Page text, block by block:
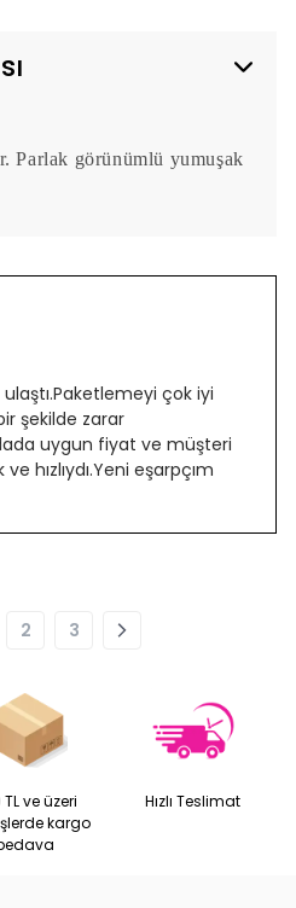
Parlak görünümlü yumuşak
çok iyi
şekilde zarar
uygun fiyat ve müşteri
hızlıydı.Yeni eşarpçım
2 3
ve üzeri
kargo
Hızlı Teslimat